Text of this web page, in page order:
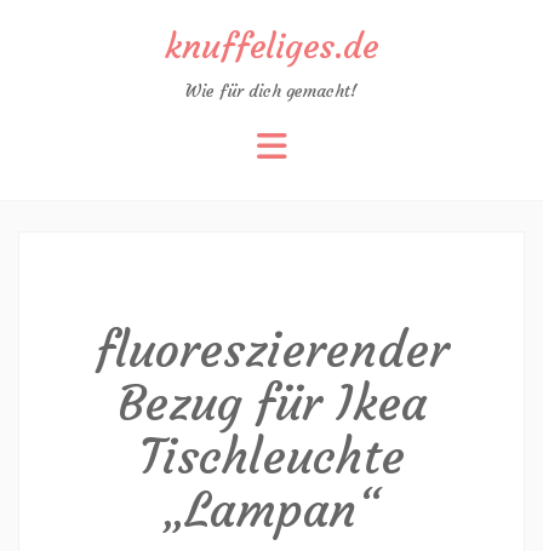
knuffeliges.de
Wie für dich gemacht!
fluoreszierender
Bezug für Ikea
Tischleuchte
„Lampan“